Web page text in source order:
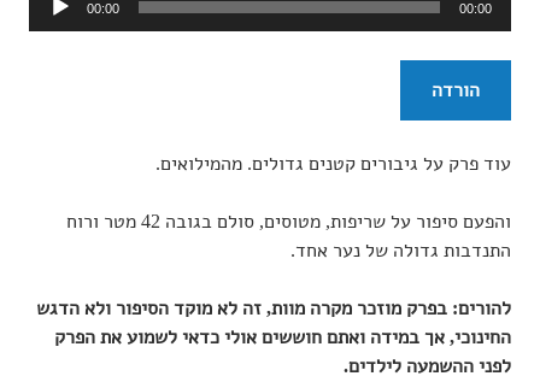
אודיו
00:00 00:00
הורדה
עוד פרק על גיבורים קטנים גדולים. מהמילואים.
והפעם סיפור על שריפות, מטוסים, סולם בגובה 42 מטר ורוח
התנדבות גדולה של נער אחד.
להורים: בפרק מוזכר מקרה מוות, זה לא מוקד הסיפור ולא הדגש
החינוכי, אך במידה ואתם חוששים אולי כדאי לשמוע את הפרק
לפני ההשמעה לילדים.